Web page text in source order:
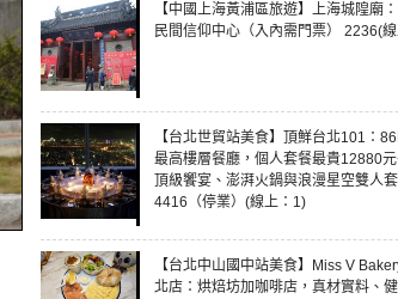
【中國上海黃浦區旅遊】上海城隍廟
民間信仰中心（入內需門票） 2236(
【台北世貿站美食】頂鮮台北101：
最高樓層餐廳，個人套餐最貴12880元
頂級饗宴、澎湃火鍋與浪漫星空雙人
4416（停業）(線上：1)
【台北中山國中站美食】Miss V
北店：烘焙坊加咖啡店，真材實料、